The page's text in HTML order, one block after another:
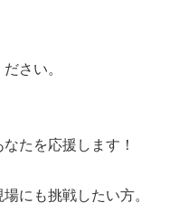
さい。
たを応援します！
にも挑戦したい方。